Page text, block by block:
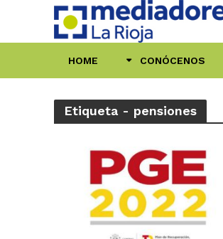
HOME CONÓCENOS
Etiqueta - pensiones